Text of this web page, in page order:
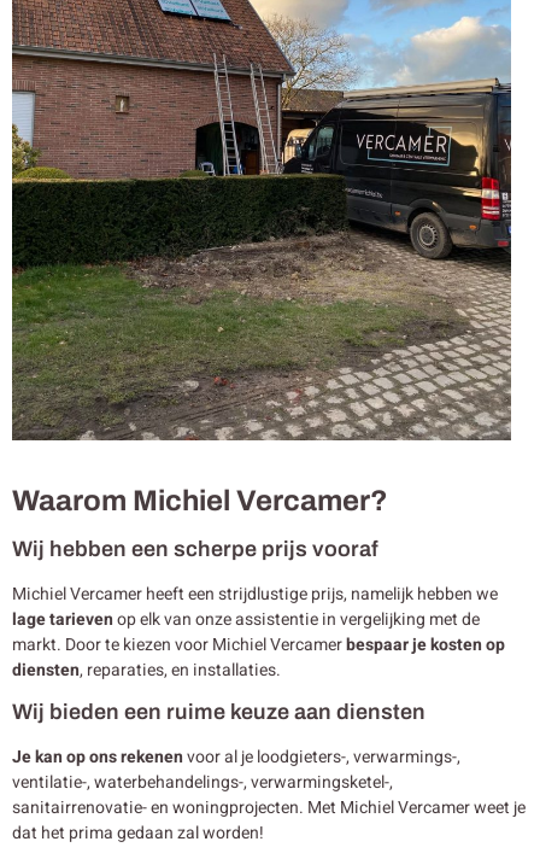
Waarom Michiel Vercamer?
Wij hebben een scherpe prijs vooraf
Michiel Vercamer heeft een strijdlustige prijs, namelijk hebben we
lage tarievenop elk van onze assistentie in vergelijking met de
markt. Door te kiezen voor Michiel Vercamerbespaar je kosten op
diensten, reparaties, en installaties.
Wij bieden een ruime keuze aan diensten
Je kan op ons rekenenvoor al je loodgieters-, verwarmings-,
ventilatie-, waterbehandelings-, verwarmingsketel-,
sanitairrenovatie- en woningprojecten. Met Michiel Vercamer weet je
dat het prima gedaan zal worden!